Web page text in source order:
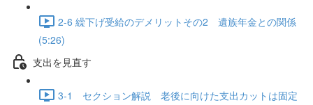
2-6 繰下げ受給のデメリットその2 遺族年金との関係
(5:26)
支出を見直す
3-1 セクション解説 老後に向けた支出カットは固定